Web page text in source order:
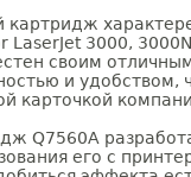
картридж
LaserJet 3000,
своим
и удобством,
карточкой
Q7560A
его с